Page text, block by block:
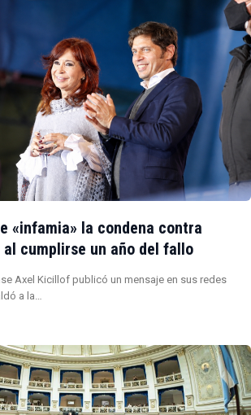
«infamia» la condena contra
cumplirse un año del fallo
Axel Kicillof publicó un mensaje en sus redes
a la…